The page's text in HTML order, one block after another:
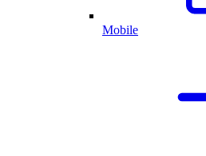
Mobile